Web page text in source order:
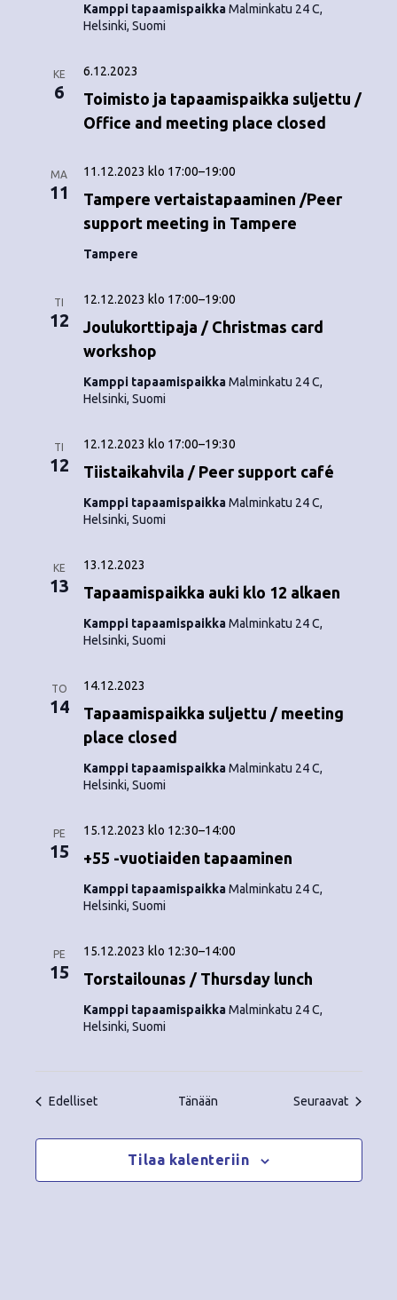
t
Kamppi tapaamispaikkaMalminkatu 24 C,
Helsinki, Suomi
KE
6
Toimisto ja tapaamispaikka suljettu /
Office and meeting place closed
6.12.2023
MA
11
Tampere vertaistapaaminen /Peer
support meeting in Tampere
11.12.2023 klo 17:00–19:00
Tampere
TI
12
Joulukorttipaja / Christmas card
workshop
12.12.2023 klo 17:00–19:00
Kamppi tapaamispaikkaMalminkatu 24 C,
Helsinki, Suomi
TI
12 Tiistaikahvila / Peer support café
12.12.2023 klo 17:00–19:30
Kamppi tapaamispaikkaMalminkatu 24 C,
Helsinki, Suomi
KE
13 Tapaamispaikka auki klo 12 alkaen
13.12.2023
Kamppi tapaamispaikkaMalminkatu 24 C,
Helsinki, Suomi
TO
14
Tapaamispaikka suljettu / meeting
place closed
14.12.2023
Kamppi tapaamispaikkaMalminkatu 24 C,
Helsinki, Suomi
PE
15 +55 -vuotiaiden tapaaminen
15.12.2023 klo 12:30–14:00
Kamppi tapaamispaikkaMalminkatu 24 C,
Helsinki, Suomi
PE
15 Torstailounas / Thursday lunch
15.12.2023 klo 12:30–14:00
Kamppi tapaamispaikkaMalminkatu 24 C,
Helsinki, Suomi
EdellisetTapahtumat Tänään Seuraavat
Tilaa kalenteriin